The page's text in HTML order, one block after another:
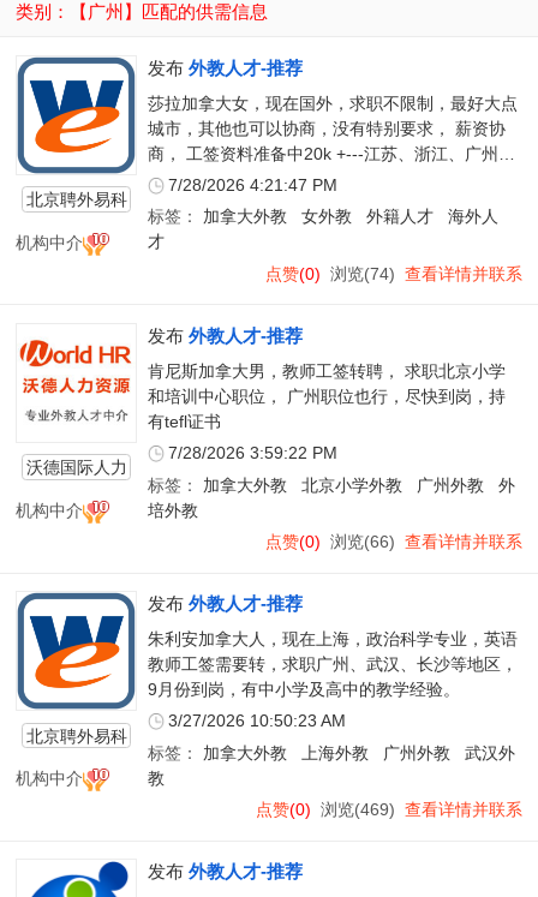
类别：【 广州 】匹配的供需信息
北京聘外易科
机构中介
发布 外教人才-推荐
莎拉加拿大女，现在国外，求职不限制，最好大点
城市，其他也可以协商，没有特别要求， 薪资协
商， 工签资料准备中20k +---江苏、浙江、广州、
深圳、佛山、东莞等地最好
7/28/2026 4:21:47 PM
标签： 加拿大外教 女外教 外籍人才
海外人
才
点赞(0) 浏览(74) 查看详情并联系
沃德国际人力
机构中介
发布 外教人才-推荐
肯尼斯加拿大男，教师工签转聘， 求职北京小学
和培训中心职位， 广州职位也行，尽快到岗，持
有tefl证书
7/28/2026 3:59:22 PM
标签： 加拿大外教 北京小学外教 广州外教
外
培外教
点赞(0) 浏览(66) 查看详情并联系
北京聘外易科
机构中介
发布 外教人才-推荐
朱利安加拿大人，现在上海，政治科学专业，英语
教师工签需要转，求职广州、武汉、长沙等地区，
9月份到岗，有中小学及高中的教学经验。
3/27/2026 10:50:23 AM
标签： 加拿大外教 上海外教 广州外教
武汉外
教
点赞(0) 浏览(469) 查看详情并联系
发布 外教人才-推荐